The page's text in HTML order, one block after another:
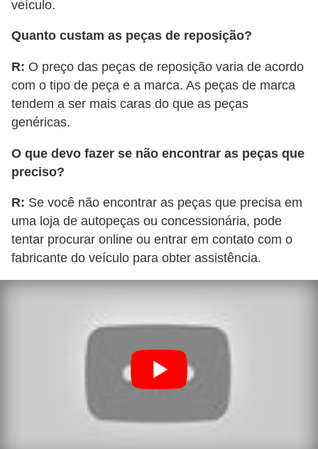
veículo.
Quanto custam as peças de reposição?
R: O preço das peças de reposição varia de acordo
com o tipo de peça e a marca. As peças de marca
tendem a ser mais caras do que as peças
genéricas.
O que devo fazer se não encontrar as peças que
preciso?
R: Se você não encontrar as peças que precisa em
uma loja de autopeças ou concessionária, pode
tentar procurar online ou entrar em contato com o
fabricante do veículo para obter assistência.